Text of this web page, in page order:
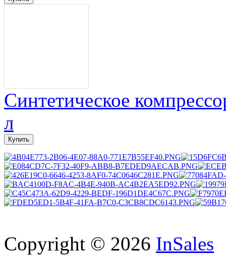
Синтетическое
л
Copyright © 2026 InSales